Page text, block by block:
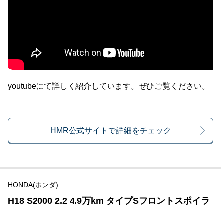
youtubeにて詳しく紹介しています。ぜひご覧ください。
HMR公式サイトで詳細をチェック
HONDA(ホンダ)
H18 S2000 2.2 4.9万km タイプSフロントスポイラ